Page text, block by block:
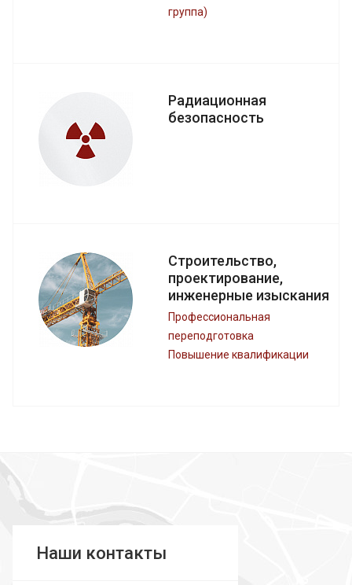
группа)
Радиационная
безопасность
Строительство,
проектирование,
инженерные изыскания
Профессиональная
переподготовка
Повышение квалификации
Наши контакты
загрузка карты...